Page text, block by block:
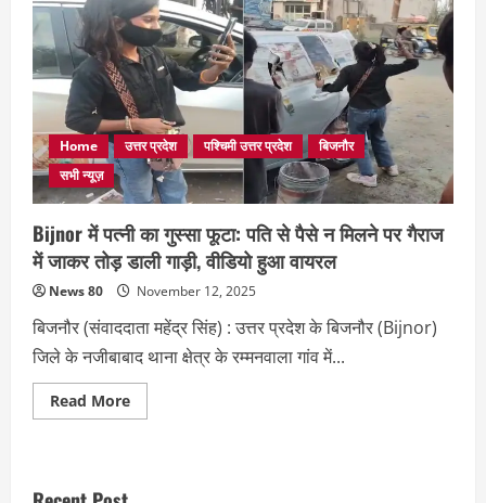
Home उत्तर प्रदेश पश्चिमी उत्तर प्रदेश
बिजनौर
सभी न्यूज़
Bijnor में पत्नी का गुस्सा फूटा: पति से पैसे न मिलने पर गैराज
में जाकर तोड़ डाली गाड़ी, वीडियो हुआ वायरल
News 80 November 12, 2025
बिजनौर (संवाददाता महेंद्र सिंह) : उत्तर प्रदेश के बिजनौर (Bijnor)
जिले के नजीबाबाद थाना क्षेत्र के रम्मनवाला गांव में...
Read MoreRead
more